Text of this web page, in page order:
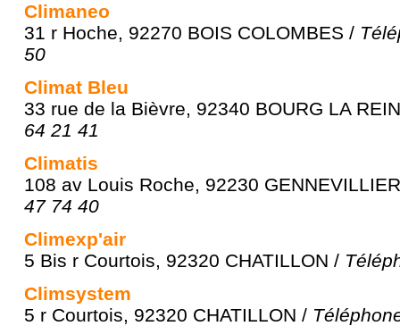
Climaneo
31 r Hoche, 92270 BOIS COLOMBES /
50
Climat Bleu
33 rue de la Bièvre, 92340 BOURG LA
64 21 41
Climatis
108 av Louis Roche, 92230
47 74 40
Climexp'air
5 Bis r Courtois, 92320 CHATILLON /
Climsystem
5 r Courtois, 92320 CHATILLON /